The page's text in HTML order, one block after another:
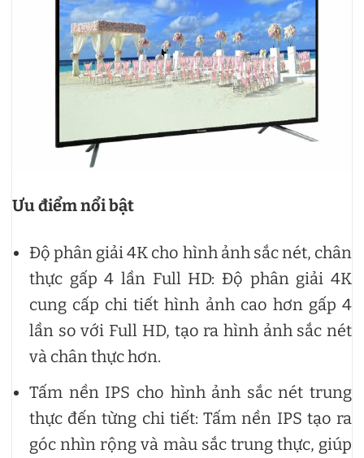
Ưu điểm nổi bật
Độ phân giải 4K cho hình ảnh sắc nét, chân
thực gấp 4 lần Full HD: Độ phân giải 4K
cung cấp chi tiết hình ảnh cao hơn gấp 4
lần so với Full HD, tạo ra hình ảnh sắc nét
và chân thực hơn.
Tấm nền IPS cho hình ảnh sắc nét trung
thực đến từng chi tiết: Tấm nền IPS tạo ra
góc nhìn rộng và màu sắc trung thực, giúp